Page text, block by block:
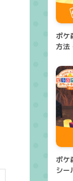
ポケ
方法
ポケ
シー